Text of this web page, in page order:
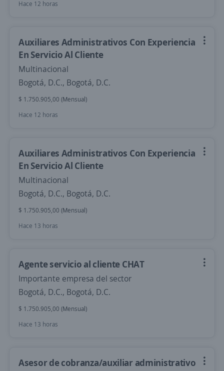
Hace 12 horas
Auxiliares Administrativos Con Experiencia
En Servicio Al Cliente
Multinacional
Bogotá, D.C., Bogotá, D.C.
$ 1.750.905,00 (Mensual)
Hace 12 horas
Auxiliares Administrativos Con Experiencia
En Servicio Al Cliente
Multinacional
Bogotá, D.C., Bogotá, D.C.
$ 1.750.905,00 (Mensual)
Hace 13 horas
Agente servicio al cliente CHAT
Importante empresa del sector
Bogotá, D.C., Bogotá, D.C.
$ 1.750.905,00 (Mensual)
Hace 13 horas
Asesor de cobranza/auxiliar administrativo